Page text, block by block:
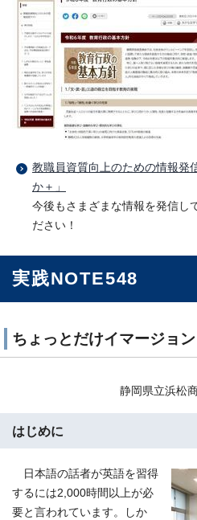
教職員資質向上のための情報発
か＋」
今後もさまざまな情報を発信し
ださい！
実践NOTE548
ちょっとだけイマージョン
静岡県立浜松
はじめに
日本語の話者が英語を習得
するには2,000時間以上が必
要と言われています。しか